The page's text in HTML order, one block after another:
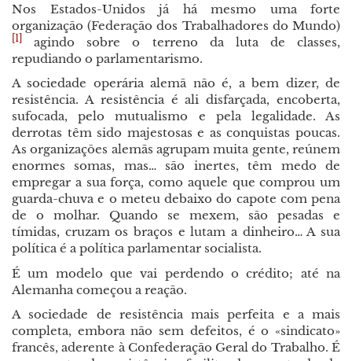
Nos Estados-Unidos já há mesmo uma forte
organização (Federação dos Trabalhadores do Mundo)
[1]
agindo sobre o terreno da luta de classes,
repudiando o parlamentarismo.
A sociedade operária alemã não é, a bem dizer, de
resistência. A resistência é ali disfarçada, encoberta,
sufocada, pelo mutualismo e pela legalidade. As
derrotas têm sido majestosas e as conquistas poucas.
As organizações alemãs agrupam muita gente, reúnem
enormes somas, mas… são inertes, têm medo de
empregar a sua força, como aquele que comprou um
guarda-chuva e o meteu debaixo do capote com pena
de o molhar. Quando se mexem, são pesadas e
tímidas, cruzam os braços e lutam a dinheiro… A sua
política é a política parlamentar socialista.
É um modelo que vai perdendo o crédito; até na
Alemanha começou a reação.
A sociedade de resistência mais perfeita e a mais
completa, embora não sem defeitos, é o «sindicato»
francês, aderente à Confederação Geral do Trabalho. É